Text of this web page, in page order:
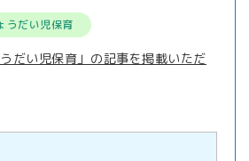
うだい児保育
だい児保育」の記事を掲載いただ